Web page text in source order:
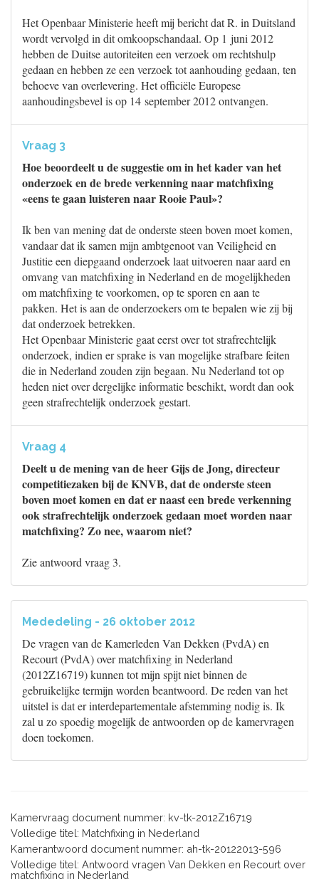
Het Openbaar Ministerie heeft mij bericht dat R. in Duitsland
wordt vervolgd in dit omkoopschandaal. Op 1 juni 2012
hebben de Duitse autoriteiten een verzoek om rechtshulp
gedaan en hebben ze een verzoek tot aanhouding gedaan, ten
behoeve van overlevering. Het officiële Europese
aanhoudingsbevel is op 14 september 2012 ontvangen.
Vraag 3
Hoe beoordeelt u de suggestie om in het kader van het
onderzoek en de brede verkenning naar matchfixing
«eens te gaan luisteren naar Rooie Paul»?
Ik ben van mening dat de onderste steen boven moet komen,
vandaar dat ik samen mijn ambtgenoot van Veiligheid en
Justitie een diepgaand onderzoek laat uitvoeren naar aard en
omvang van matchfixing in Nederland en de mogelijkheden
om matchfixing te voorkomen, op te sporen en aan te
pakken. Het is aan de onderzoekers om te bepalen wie zij bij
dat onderzoek betrekken.
Het Openbaar Ministerie gaat eerst over tot strafrechtelijk
onderzoek, indien er sprake is van mogelijke strafbare feiten
die in Nederland zouden zijn begaan. Nu Nederland tot op
heden niet over dergelijke informatie beschikt, wordt dan ook
geen strafrechtelijk onderzoek gestart.
Vraag 4
Deelt u de mening van de heer Gijs de Jong, directeur
competitiezaken bij de KNVB, dat de onderste steen
boven moet komen en dat er naast een brede verkenning
ook strafrechtelijk onderzoek gedaan moet worden naar
matchfixing? Zo nee, waarom niet?
Zie antwoord vraag 3.
Mededeling - 26 oktober 2012
De vragen van de Kamerleden Van Dekken (PvdA) en
Recourt (PvdA) over matchfixing in Nederland
(2012Z16719) kunnen tot mijn spijt niet binnen de
gebruikelijke termijn worden beantwoord. De reden van het
uitstel is dat er interdepartementale afstemming nodig is. Ik
zal u zo spoedig mogelijk de antwoorden op de kamervragen
doen toekomen.
Kamervraag document nummer: kv-tk-2012Z16719
Volledige titel: Matchfixing in Nederland
Kamerantwoord document nummer: ah-tk-20122013-596
Volledige titel: Antwoord vragen Van Dekken en Recourt over
matchfixing in Nederland